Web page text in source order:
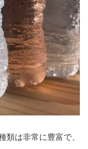
類は非常に豊富で、